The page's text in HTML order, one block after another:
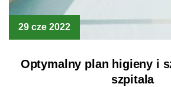
29 cze 2022
Optymalny plan higieny i
szpitala